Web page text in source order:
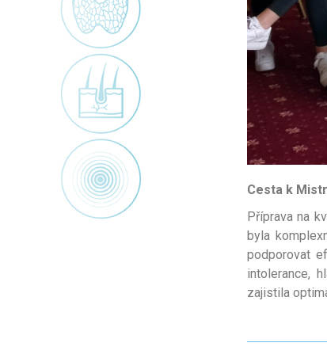
Cesta k
Příprava na
byla
podporovat
intolerance,
zajistila